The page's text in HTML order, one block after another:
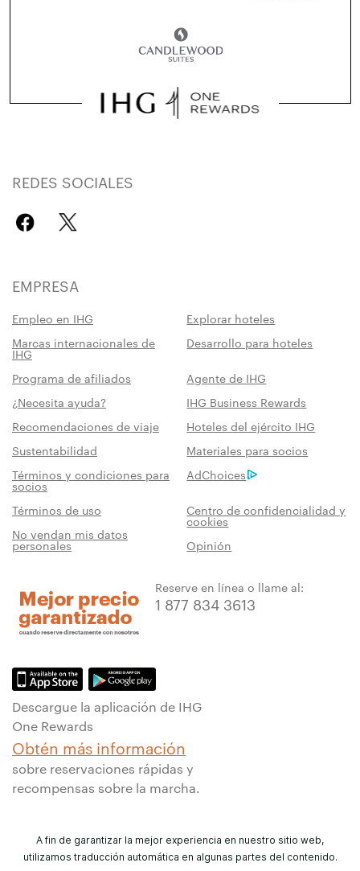
REDES SOCIALES
EMPRESA
Empleo en IHG
Explorar hoteles
Marcas internacionales de
IHG
Desarrollo para hoteles
Programa de afiliados
Agente de IHG
¿Necesita ayuda?
IHG Business Rewards
Recomendaciones de viaje
Hoteles del ejército IHG
Sustentabilidad
Materiales para socios
Términos y condiciones para
socios
AdChoices
Términos de uso Centro de confidencialidad y
cookies
No vendan mis datos
personales Opinión
Reserve en línea o llame al:
1 877 834 3613
Descargue la aplicación de IHG
One Rewards
Obtén más información
sobre reservaciones rápidas y
recompensas sobre la marcha.
A fin de garantizar la mejor experiencia en nuestro sitio web,
utilizamos traducción automática en algunas partes del contenido.